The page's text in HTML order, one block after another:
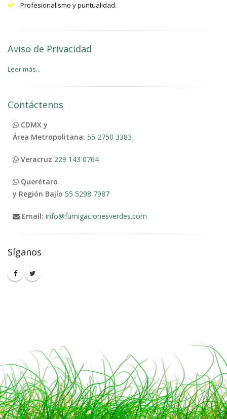
Profesionalismo y puntualidad.
Aviso de Privacidad
Leer más...
Contáctenos
CDMX y
Área Metropolitana: 55 2750 3383
Veracruz 229 143 0764
Querétaro
y Región Bajío 55 5298 7987
Email: info@fumigacionesverdes.com
Síganos